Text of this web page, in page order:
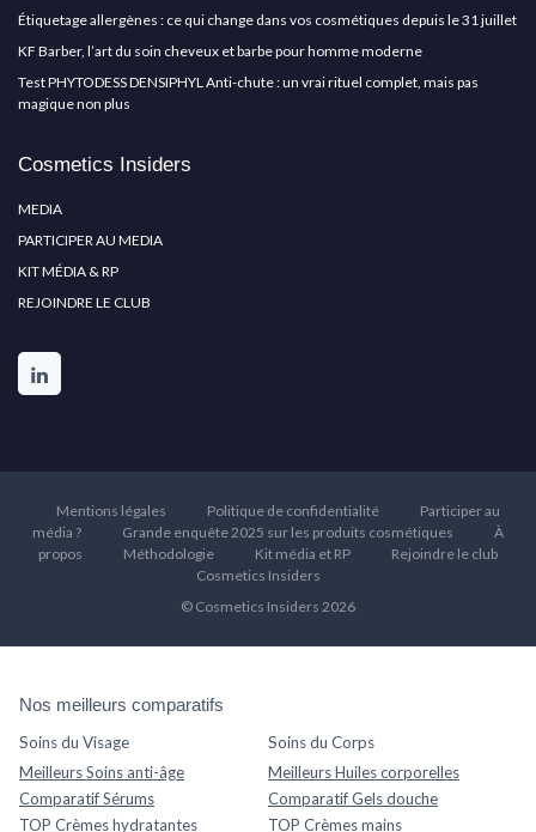
Étiquetage allergènes : ce qui change dans vos cosmétiques depuis le 31 juillet
KF Barber, l’art du soin cheveux et barbe pour homme moderne
Test PHYTODESS DENSIPHYL Anti-chute : un vrai rituel complet, mais pas
magique non plus
Cosmetics Insiders
MEDIA
PARTICIPER AU MEDIA
KIT MÉDIA & RP
REJOINDRE LE CLUB
Mentions légales Politique de confidentialité
Participer au
média ?
Grande enquête 2025 sur les produits cosmétiques
À
propos
Méthodologie Kit média et RP
Rejoindre le club
Cosmetics Insiders
© Cosmetics Insiders 2026
Nos meilleurs comparatifs
Soins du Visage
Meilleurs Soins anti-âge
Comparatif Sérums
TOP Crèmes hydratantes
Soins du Corps
Meilleurs Huiles corporelles
Comparatif Gels douche
TOP Crèmes mains